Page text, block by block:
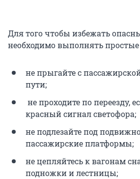
Для того чтобы избежать
необходимо выполнять
не прыгайте с
пути;
не проходите по переезду,
красный сигнал светофора;
не подлезайте под
пассажирские платформы;
не цепляйтесь к вагонам
подножки и лестницы;